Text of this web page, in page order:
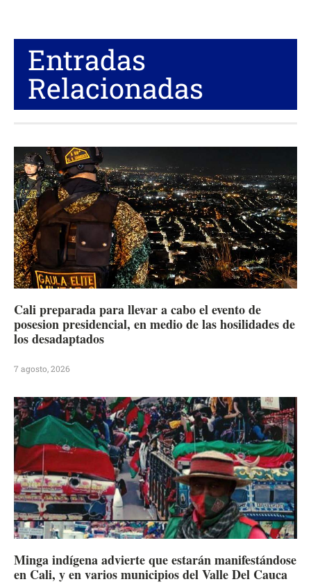
Entradas
Relacionadas
Cali preparada para llevar a cabo el evento de
posesion presidencial, en medio de las hosilidades de
los desadaptados
7 agosto, 2026
Minga indígena advierte que estarán manifestándose
en Cali, y en varios municipios del Valle Del Cauca